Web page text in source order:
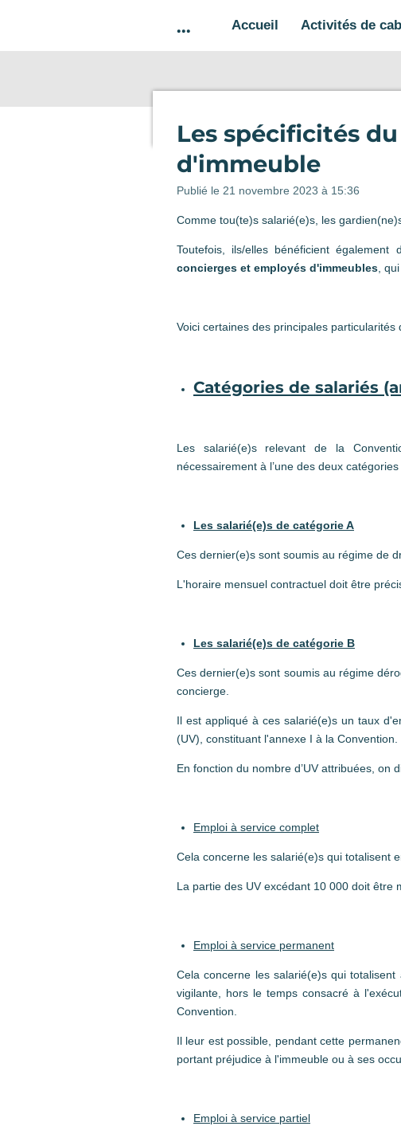
contenu
... Accueil Activités de
Les spécificités
d'immeuble
Publié le 21 novembre 2023 à 15:36
Comme tou(te)s salarié(e)s, les
Toutefois, ils/elles bénéficient
concierges et employés d'immeubles ,
Voici certaines des principales particularités
Catégories de salariés
Les salarié(e)s relevant de la
nécessairement à l’une des deux
Les salarié(e)s de catégorie A
Ces dernier(e)s sont soumis au régime de
L'horaire mensuel contractuel doit être
Les salarié(e)s de catégorie B
Ces dernier(e)s sont soumis au régime
concierge.
Il est appliqué à ces salarié(e)s un taux
(UV), constituant l'annexe I à la Convention.
En fonction du nombre d’UV attribuées, on
Emploi à service complet
Cela concerne les salarié(e)s qui totalisent
La partie des UV excédant 10 000 doit être
Emploi à service permanent
Cela concerne les salarié(e)s qui
vigilante, hors le temps consacré à
Convention.
Il leur est possible, pendant cette
portant préjudice à l'immeuble ou à ses
Emploi à service partiel